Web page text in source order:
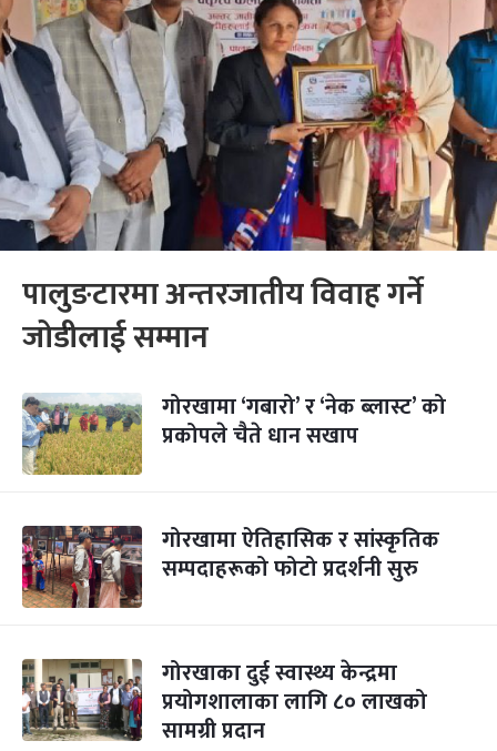
पालुङटारमा अन्तरजातीय विवाह गर्ने
जोडीलाई सम्मान
गोरखामा ‘गबारो’ र ‘नेक ब्लास्ट’ को
प्रकोपले चैते धान सखाप
गोरखामा ऐतिहासिक र सांस्कृतिक
सम्पदाहरूको फोटो प्रदर्शनी सुरु
गोरखाका दुई स्वास्थ्य केन्द्रमा
प्रयोगशालाका लागि ८० लाखको
सामग्री प्रदान